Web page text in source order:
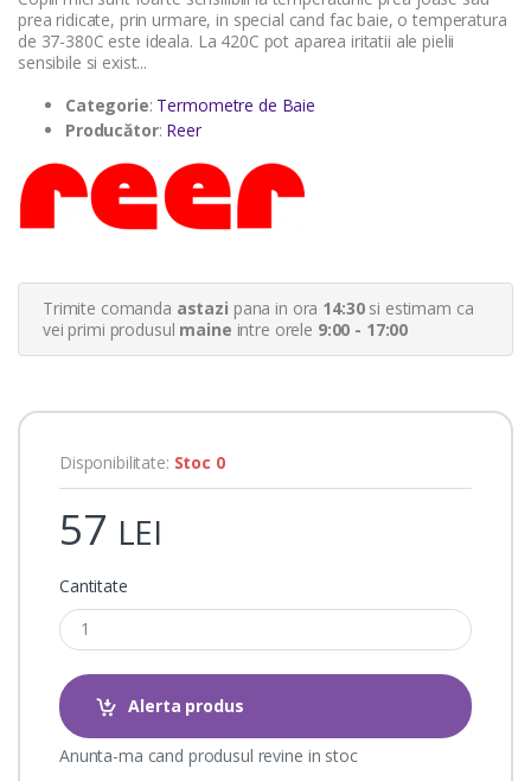
u
t
o
f
n
c
s
m
g
s
prea ridicate, prin urmare, in special cand fac baie, o temperatura
de 37-380C este ideala. La 420C pot aparea iritatii ale pielii
sensibile si exist...
Categorie: Termometre de Baie
Producător: Reer
Trimite comanda astazi pana in ora 14:30si estimam ca
vei primi produsul maine intre orele 9:00 - 17:00
Disponibilitate: Stoc 0
57 LEI
Cantitate
Alerta produs
Anunta-ma cand produsul revine in stoc